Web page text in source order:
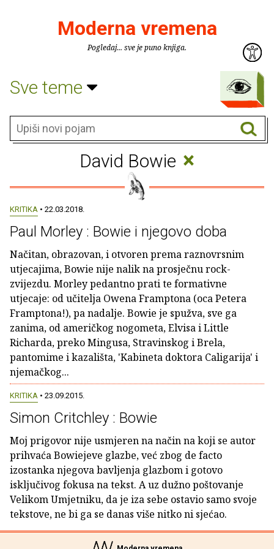
Moderna vremena
Pogledaj... sve je puno knjiga.
Sve teme
David Bowie ×
KRITIKA • 22.03.2018.
Paul Morley : Bowie i njegovo doba
Načitan, obrazovan, i otvoren prema raznovrsnim
utjecajima, Bowie nije nalik na prosječnu rock-
zvijezdu. Morley pedantno prati te formativne
utjecaje: od učitelja Owena Framptona (oca Petera
Framptona!), pa nadalje. Bowie je spužva, sve ga
zanima, od američkog nogometa, Elvisa i Little
Richarda, preko Mingusa, Stravinskog i Brela,
pantomime i kazališta, 'Kabineta doktora Caligarija' i
njemačkog...
KRITIKA • 23.09.2015.
Simon Critchley : Bowie
Moj prigovor nije usmjeren na način na koji se autor
prihvaća Bowiejeve glazbe, već zbog de facto
izostanka njegova bavljenja glazbom i gotovo
isključivog fokusa na tekst. A uz dužno poštovanje
Velikom Umjetniku, da je iza sebe ostavio samo svoje
tekstove, ne bi ga se danas više nitko ni sjećao.